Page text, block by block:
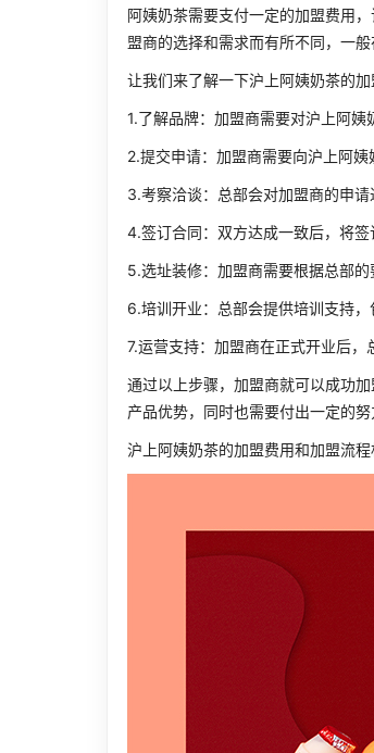
阿姨奶茶需要支付一定的加盟费用
盟商的选择和需求而有所不同，一般
让我们来了解一下沪上阿姨奶茶的
1.了解品牌：加盟商需要对沪上阿姨
2.提交申请：加盟商需要向沪上阿姨
3.考察洽谈：总部会对加盟商的申
4.签订合同：双方达成一致后，将签
5.选址装修：加盟商需要根据总部
6.培训开业：总部会提供培训支持
7.运营支持：加盟商在正式开业后，
通过以上步骤，加盟商就可以成功
产品优势，同时也需要付出一定的努
沪上阿姨奶茶的加盟费用和加盟流